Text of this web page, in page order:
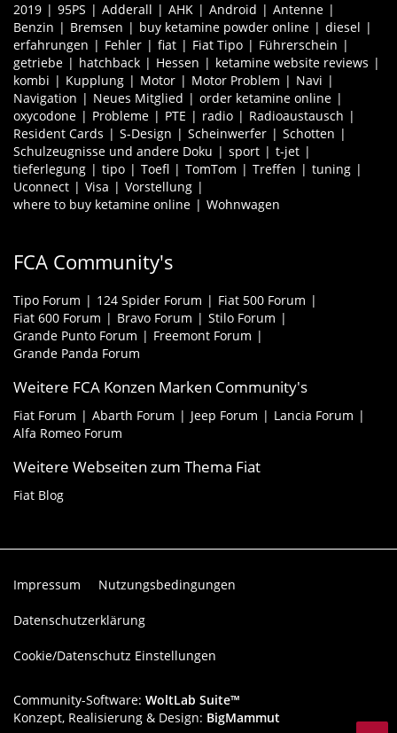
2019 95PS Adderall AHK Android
Antenne
Benzin
Bremsen buy ketamine powder online
diesel
erfahrungen
Fehler fiat Fiat Tipo
Führerschein
getriebe
hatchback Hessen
ketamine website reviews
kombi
Kupplung Motor Motor Problem
Navi
Navigation
Neues Mitglied
order ketamine online
oxycodone
Probleme PTE radio
Radioaustausch
Resident Cards
S-Design Scheinwerfer
Schotten
Schulzeugnisse und andere Doku
sport
t-jet
tieferlegung
tipo Toefl TomTom Treffen
tuning
Uconnect
Visa
Vorstellung
where to buy ketamine online
Wohnwagen
FCA Community's
Tipo Forum 124 Spider Forum
Fiat 500 Forum
Fiat 600 Forum
Bravo Forum
Stilo Forum
Grande Punto Forum
Freemont Forum
Grande Panda Forum
Weitere FCA Konzen Marken Community's
Fiat Forum Abarth Forum Jeep Forum
Lancia Forum
Alfa Romeo Forum
Weitere Webseiten zum Thema Fiat
Fiat Blog
Impressum Nutzungsbedingungen
Datenschutzerklärung
Cookie/Datenschutz Einstellungen
Community-Software: WoltLab Suite™
Konzept, Realisierung & Design: BigMammut